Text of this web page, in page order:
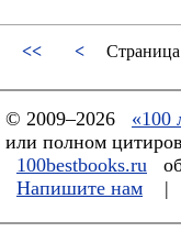
<< <
© 2009–2026 «100
или полном
100bestbooks.ru
Напишите нам
|